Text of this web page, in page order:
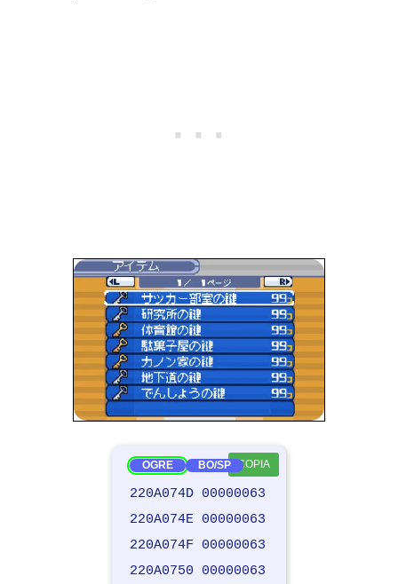
OGRE BO/SP COPIA
220A074D 00000063
220A074E 00000063
220A074F 00000063
220A0750 00000063